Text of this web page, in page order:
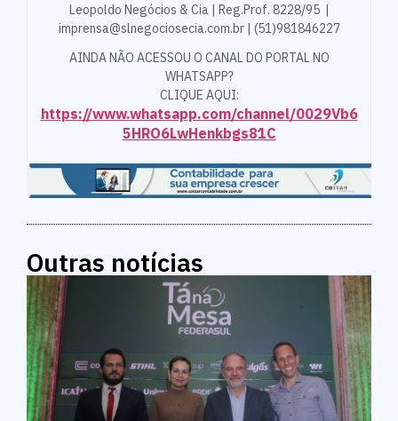
Leopoldo Negócios & Cia | Reg.Prof. 8228/95 |
imprensa@slnegociosecia.com.br | (51)981846227
AINDA NÃO ACESSOU O CANAL DO PORTAL NO
WHATSAPP?
CLIQUE AQUI:
https://www.whatsapp.com/channel/0029Vb6
5HRO6LwHenkbgs81C
Outras notícias